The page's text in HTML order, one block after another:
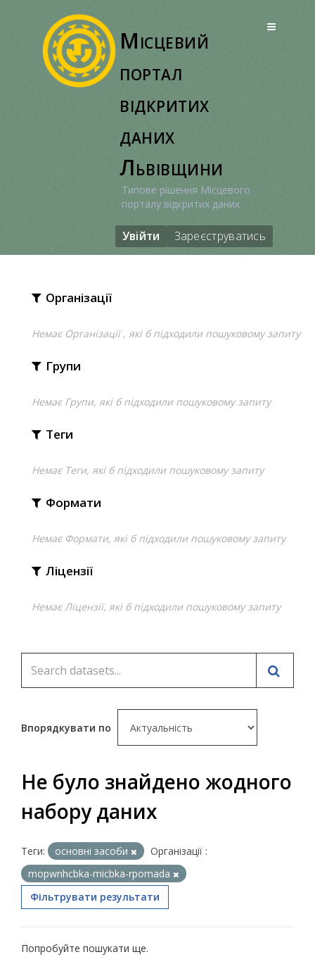
Місцевий
портал
відкритих
даних
Львівщини
Типове рішення Місцевого
порталу відкритих даних
Увійти Зареєструватись
Організації
Немає Організації , які б підходили пошуковому запиту
Групи
Немає Групи, які б підходили пошуковому запиту
Теги
Немає Теги, які б підходили пошуковому запиту
Формати
Немає Формати, які б підходили пошуковому запиту
Ліцензії
Немає Ліцензії, які б підходили пошуковому запиту
Впорядкувати по
Не було знайдено жодного
набору даних
Теги: основні засоби
Організації :
mopwnhcbka-micbka-rpomada
Фільтрувати результати
Попробуйте пошукати ще.